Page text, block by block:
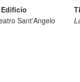
Sant'Angelo